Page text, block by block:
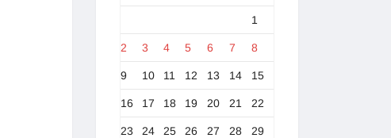
1
2 3 4 5 6 7 8
9 10 11 12 13 14 15
16 17 18 19 20 21 22
23 24 25 26 27 28 29